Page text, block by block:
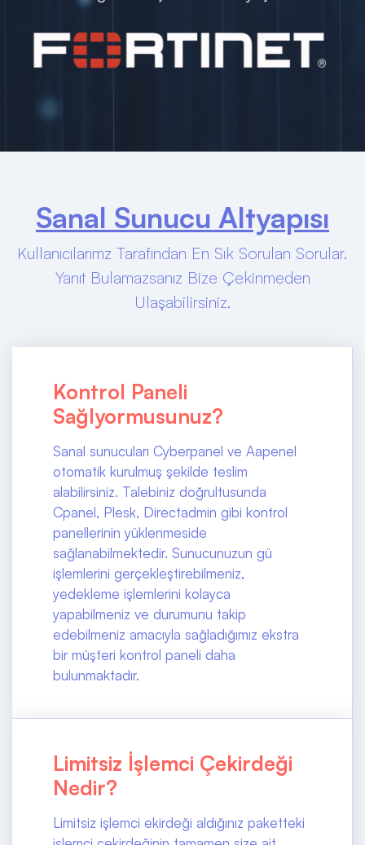
Sanal Sunucu Altyapısı
Kullanıcılarımz Tarafından En Sık Sorulan Sorular.
Yanıt Bulamazsanız Bize Çekinmeden
Ulaşabilirsiniz.
Kontrol Paneli
Sağlyormusunuz?
Sanal sunucuları Cyberpanel ve Aapenel
otomatik kurulmuş şekilde teslim
alabilirsiniz. Talebiniz doğrultusunda
Cpanel, Plesk, Directadmin gibi kontrol
panellerinin yüklenmeside
sağlanabilmektedir. Sunucunuzun gü
işlemlerini gerçekleştirebilmeniz,
yedekleme işlemlerini kolayca
yapabilmeniz ve durumunu takip
edebilmeniz amacıyla sağladığımız ekstra
bir müşteri kontrol paneli daha
bulunmaktadır.
Limitsiz İşlemci Çekirdeği
Nedir?
Limitsiz işlemci ekirdeği aldığınız paketteki